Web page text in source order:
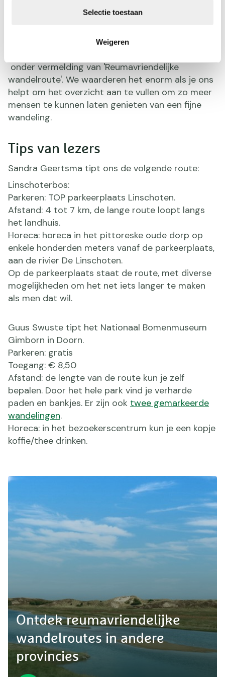
Selectie toestaan
Weigeren
Ken je een reumavriendelijke route? Stuur ons dan
onder vermelding van 'Reumavriendelijke
wandelroute'. We waarderen het enorm als je ons
helpt om het overzicht aan te vullen om zo meer
mensen te kunnen laten genieten van een fijne
wandeling.
Tips van lezers
Sandra Geertsma tipt ons de volgende route:
Linschoterbos:
Parkeren: TOP parkeerplaats Linschoten.
Afstand: 4 tot 7 km, de lange route loopt langs
het landhuis.
Horeca: horeca in het pittoreske oude dorp op
enkele honderden meters vanaf de parkeerplaats,
aan de rivier De Linschoten.
Op de parkeerplaats staat de route, met diverse
mogelijkheden om het net iets langer te maken
als men dat wil.
Guus Swuste tipt het Nationaal Bomenmuseum
Gimborn in Doorn.
Parkeren: gratis
Toegang: € 8,50
Afstand: de lengte van de route kun je zelf
bepalen. Door het hele park vind je verharde
paden en bankjes. Er zijn ook twee gemarkeerde
wandelingen.
Horeca: in het bezoekerscentrum kun je een kopje
koffie/thee drinken.
Ontdek reumavriendelijke
wandelroutes in andere
provincies